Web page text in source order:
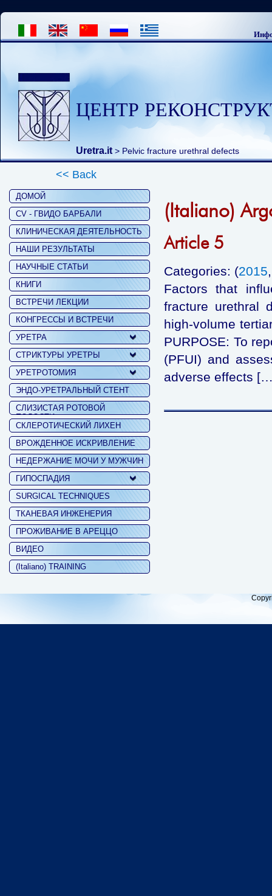
ЦЕНТР
Uretra.it > Pelvic fracture urethral defects
<< Back
ДОМОЙ
CV - ГВИДО БАРБАЛИ
КЛИНИЧЕСКАЯ ДЕЯТЕЛЬНОСТЬ
НАШИ РЕЗУЛЬТАТЫ
НАУЧНЫЕ СТАТЬИ
КНИГИ
ВСТРЕЧИ ЛЕКЦИИ
КОНГРЕССЫ И ВСТРЕЧИ
УРЕТРА
СТРИКТУРЫ УРЕТРЫ
УРЕТРОТОМИЯ
ЭНДО-УРЕТРАЛЬНЫЙ СТЕНТ
СЛИЗИСТАЯ РОТОВОЙ
ПОЛОСТИ
СКЛЕРОТИЧЕСКИЙ ЛИХЕН
ВРОЖДЕННОЕ ИСКРИВЛЕНИЕ
НЕДЕРЖАНИЕ МОЧИ У МУЖЧИН
ГИПОСПАДИЯ
SURGICAL TECHNIQUES
ТКАНЕВАЯ ИНЖЕНЕРИЯ
ПРОЖИВАНИЕ В АРЕЦЦО
ВИДЕО
(Italiano) TRAINING
(Italiano)
Article 5
Categories: (2015
Factors that
fracture urethral
high-volume
PURPOSE: To
(PFUI) and
adverse effects